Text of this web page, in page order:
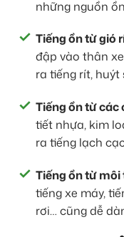
những nguồn
Tiếng ồn từ gió
đập vào thân
ra tiếng rít, huýt
Tiếng ồn từ các
tiết nhựa, kim
ra tiếng lạch
Tiếng ồn từ
tiếng xe máy,
rơi… cũng dễ